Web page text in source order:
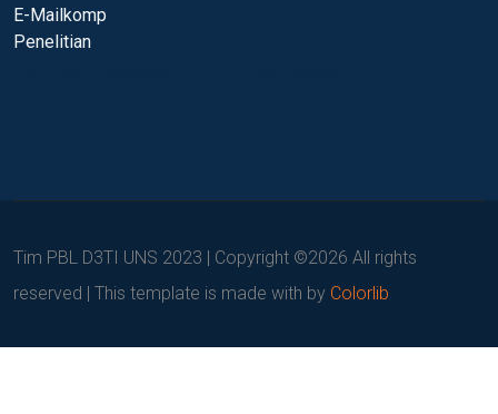
E-Mailkomp
Penelitian
Tim PBL D3TI UNS 2023 | Copyright ©2026 All rights
reserved | This template is made with by Colorlib